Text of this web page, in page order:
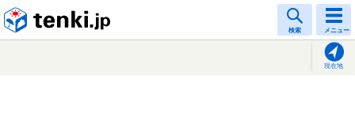
検索 メニュー
現在地